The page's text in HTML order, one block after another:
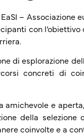
–
con
di esplorazione
concreti di
amichevole e
della
coinvolte e a